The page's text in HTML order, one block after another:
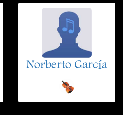
Norberto García